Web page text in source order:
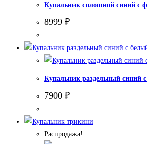
Купальник сплошной синий с
8999 ₽
Купальник раздельный синий
7900 ₽
Распродажа!